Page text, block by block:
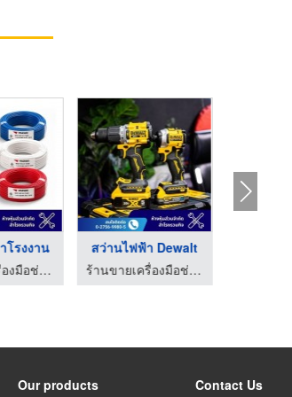
โรงงาน
ร้านขายเครื่องมือช่าง สมุทรปราการ - สำโรงรวมกิจ
สว่านไฟฟ้า Dewalt
ร้านขายเครื่องมือช่าง สมุทรปราการ - สำโรงรวมกิจ
Our products Contact Us